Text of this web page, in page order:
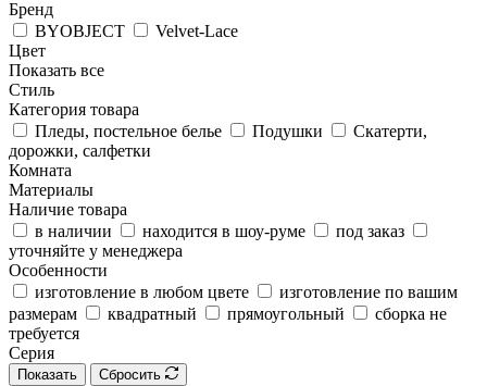
Бренд
BYOBJECT
Velvet-Lace
Цвет
Показать все
Стиль
Категория товара
Пледы, постельное белье
Подушки
Скатерти,
дорожки, салфетки
Комната
Материалы
Наличие товара
в наличии
находится в шоу-руме
под заказ
уточняйте у менеджера
Особенности
изготовление в любом цвете
изготовление по вашим
размерам
квадратный прямоугольный
сборка не
требуется
Серия
Показать Сбросить